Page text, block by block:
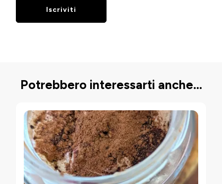
Potrebbero interessarti anche...